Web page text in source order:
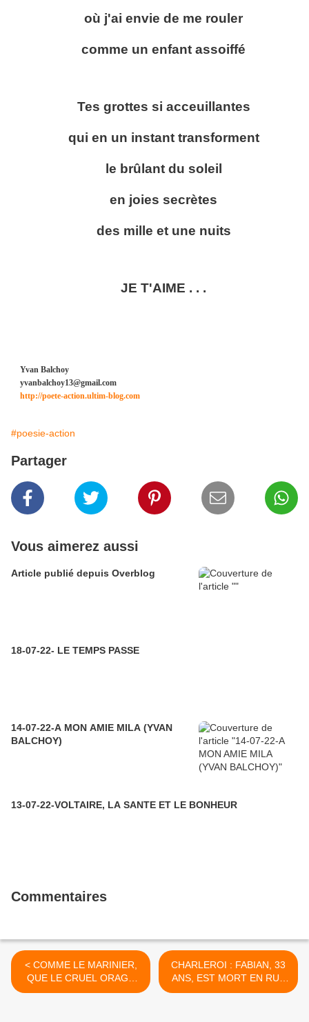
où j'ai envie de me rouler
comme un enfant assoiffé
Tes grottes si acceuillantes
qui en un instant transforment
le brûlant du soleil
en joies secrètes
des mille et une nuits
JE T'AIME . . .
Yvan Balchoy
yvanbalchoy13@gmail.com
http://poete-action.ultim-blog.com
#poesie-action
Partager
Vous aimerez aussi
Article publié depuis Overblog
18-07-22- LE TEMPS PASSE
14-07-22-A MON AMIE MILA (YVAN
BALCHOY)
13-07-22-VOLTAIRE, LA SANTE ET LE BONHEUR
Commentaires
< COMME LE MARINIER,
QUE LE CRUEL ORAGE
(DU BELLAY)
CHARLEROI : FABIAN, 33
ANS, EST MORT EN RUE
LA NUIT DERNIERE (LA